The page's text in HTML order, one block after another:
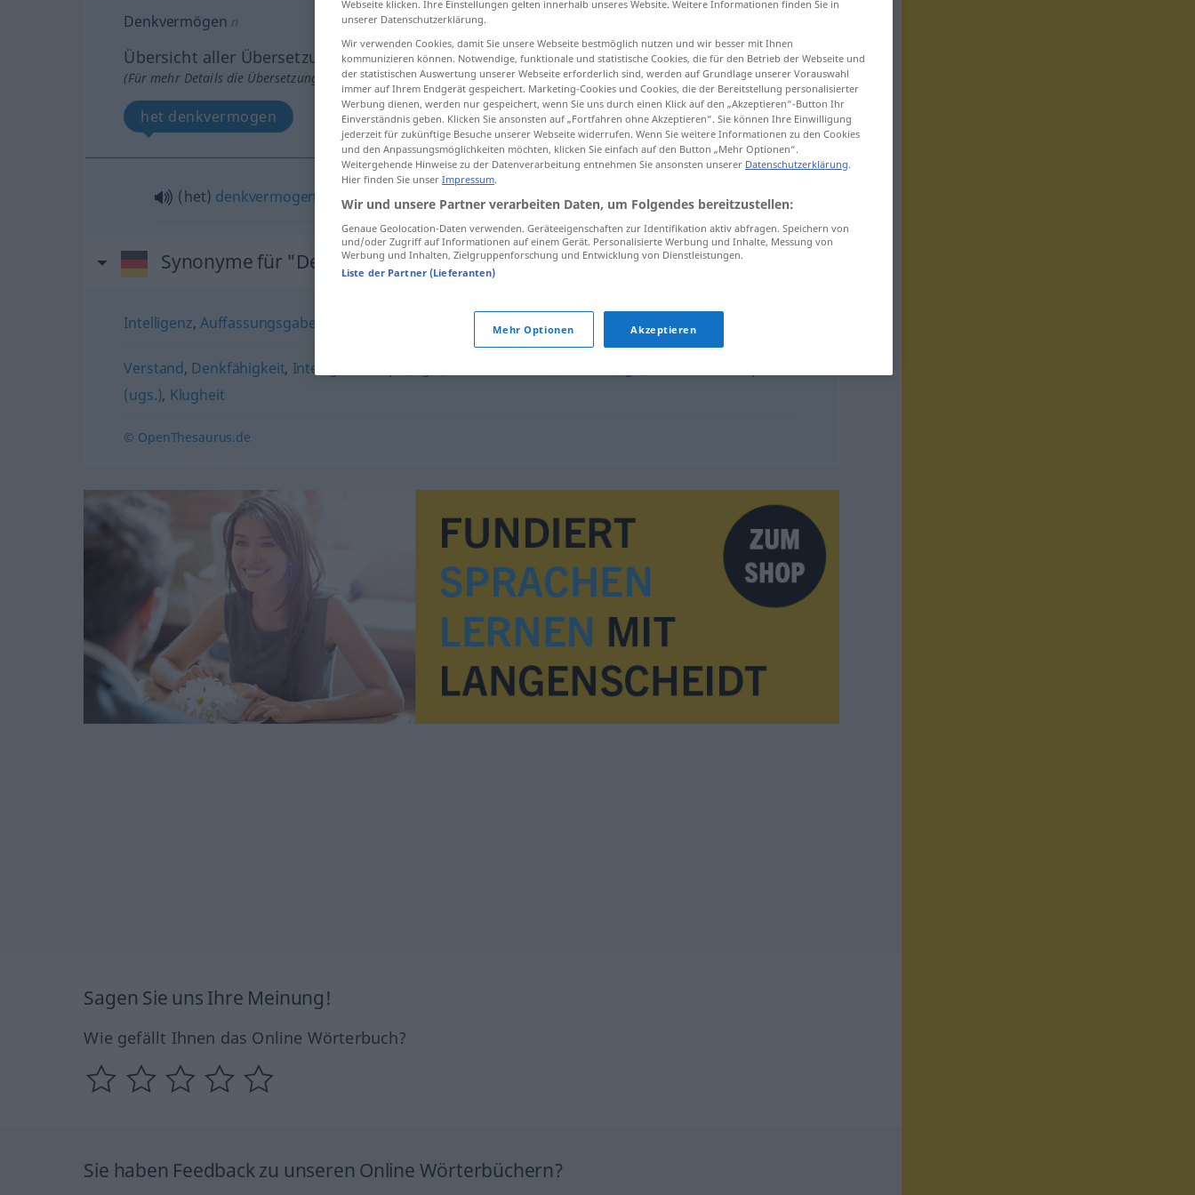
Denkvermögen n
Übersicht aller Übersetzungen
(Für mehr Details die Übersetzung anklicken/antippen)
het denkvermogen
(het) denkvermogen Denkvermögen
Synonyme für "Denkvermögen"
Intelligenz, Auffassungsgabe
Verstand, Denkfähigkeit, Intelligenz
(ugs.), Klugheit
© OpenThesaurus.de
Sagen Sie uns Ihre Meinung!
Wie gefällt Ihnen das Online Wörterbuch?
Sie haben Feedback zu unseren Online Wörterbüchern?
Webseite klicken. Ihre Einstellungen gelten innerhalb unseres Website. Weitere Informationen finden Sie in
unserer Datenschutzerklärung.
Wir verwenden Cookies, damit Sie unsere Webseite bestmöglich nutzen und wir besser mit Ihnen
kommunizieren können. Notwendige, funktionale und statistische Cookies, die für den Betrieb der Webseite und
der statistischen Auswertung unserer Webseite erforderlich sind, werden auf Grundlage unserer Vorauswahl
immer auf Ihrem Endgerät gespeichert. Marketing-Cookies und Cookies, die der Bereitstellung personalisierter
Werbung dienen, werden nur gespeichert, wenn Sie uns durch einen Klick auf den „Akzeptieren“-Button Ihr
Einverständnis geben. Klicken Sie ansonsten auf „Fortfahren ohne Akzeptieren“. Sie können Ihre Einwilligung
jederzeit für zukünftige Besuche unserer Webseite widerrufen. Wenn Sie weitere Informationen zu den Cookies
und den Anpassungsmöglichkeiten möchten, klicken Sie einfach auf den Button „Mehr Optionen“.
Weitergehende Hinweise zu der Datenverarbeitung entnehmen Sie ansonsten unserer Datenschutzerklärung.
Hier finden Sie unser Impressum.
Wir und unsere Partner verarbeiten Daten, um Folgendes bereitzustellen:
Genaue Geolocation-Daten verwenden. Geräteeigenschaften zur Identifikation aktiv abfragen. Speichern von
und/oder Zugriff auf Informationen auf einem Gerät. Personalisierte Werbung und Inhalte, Messung von
Werbung und Inhalten, Zielgruppenforschung und Entwicklung von Dienstleistungen.
Liste der Partner (Lieferanten)
Mehr Optionen Akzeptieren